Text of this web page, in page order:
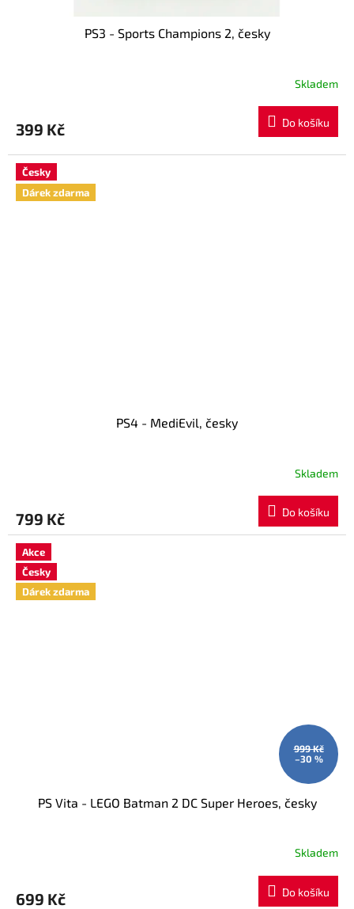
PS3 - Sports Champions 2, česky
Skladem
399 Kč Do košíku
Česky
Dárek zdarma
PS4 - MediEvil, česky
Skladem
799 Kč Do košíku
Akce
Česky
Dárek zdarma
999 Kč
–30 %
PS Vita - LEGO Batman 2 DC Super Heroes, česky
Skladem
699 Kč Do košíku